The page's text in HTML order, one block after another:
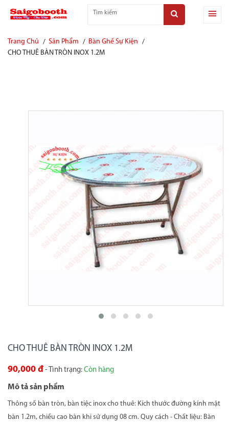
Trang Chủ Sản Phẩm
Bàn Ghế Sự Kiện
CHO THUÊ BÀN TRÒN INOX 1.2M
CHO THUÊ BÀN TRÒN INOX 1.2M
90,000 đ - Tình trạng: Còn hàng
Mô tả sản phẩm
Thông số bàn tròn, bàn tiệc inox cho thuê: Kích thước đường kính mặt
bàn 1.2m, chiều cao bàn khi sử dụng 08 cm. Quy cách - Chất liệu: Bàn